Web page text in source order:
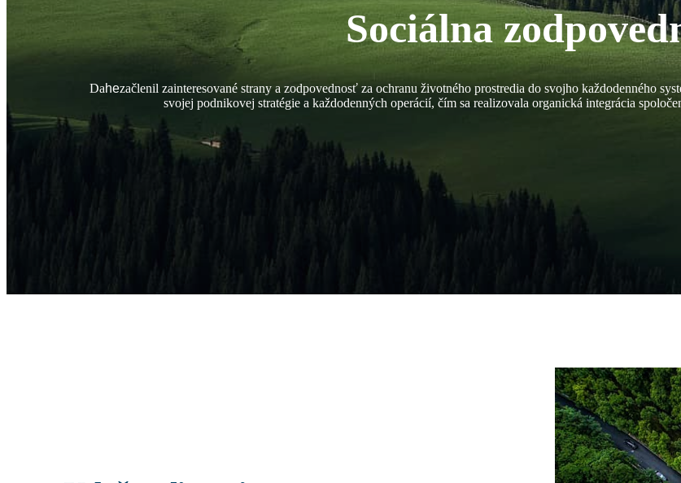
Sociálna
Dahezačlenil zainteresované strany a zodpovednosť za ochranu životného prostredia do svojho každodenného
svojej podnikovej stratégie a každodenných operácií, čím sa realizovala organická integrácia